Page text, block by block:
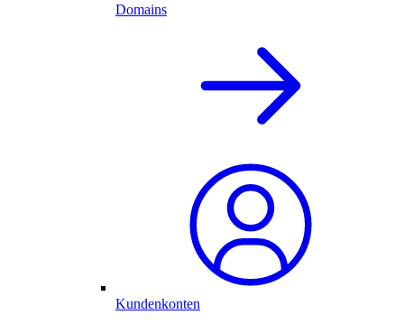
Domains
Kundenkonten